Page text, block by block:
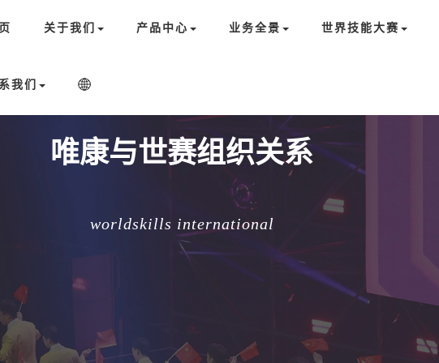
关于我们 产品中心 业务全景 世界技能大赛
我们
唯康与世赛组织关系
worldskills international